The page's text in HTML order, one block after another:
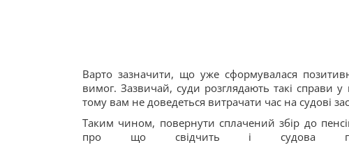
Варто зазначити, що уже сформувалася
вимог. Зазвичай, суди розглядають такі справи
тому вам не доведеться витрачати час на судові
Таким чином, повернути сплачений збір до
про що свідчить і судова